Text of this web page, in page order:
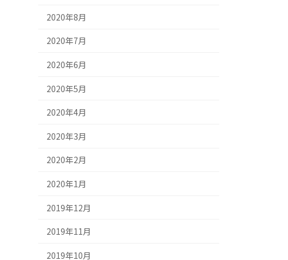
2020年8月
2020年7月
2020年6月
2020年5月
2020年4月
2020年3月
2020年2月
2020年1月
2019年12月
2019年11月
2019年10月